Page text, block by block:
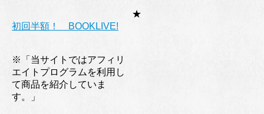
★
初回半額！ BOOKLIVE!
※「当サイトではアフィリ
エイトプログラムを利用し
て商品を紹介していま
す。」